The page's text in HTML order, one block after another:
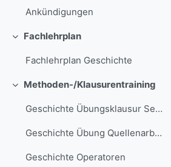
Ankündigungen
Свернуть
Fachlehrplan
Fachlehrplan Geschichte
Свернуть
Methoden-/Klausurentraining
Geschichte Übungsklausur Sek II
Geschichte Übung Quellenarbeit
Geschichte Operatoren